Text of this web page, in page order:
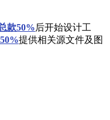
款50%后开始设计工
提供相关源文件及图